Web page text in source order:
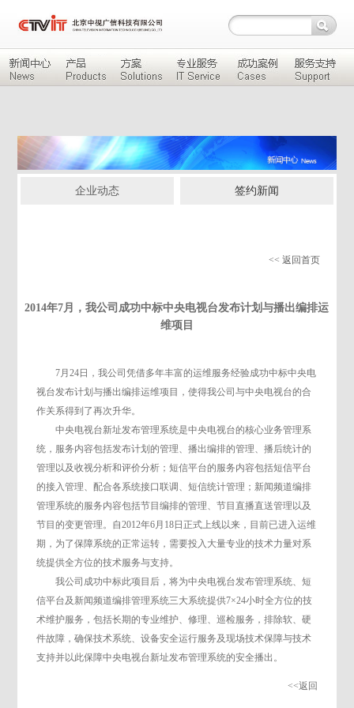
企业动态 签约新闻
<< 返回首页
2014年7月，我公司成功中标中央电视台发布计划与播出编排运
维项目
7月24日，我公司凭借多年丰富的运维服务经验成功中标中央电
视台发布计划与播出编排运维项目，使得我公司与中央电视台的合
作关系得到了再次升华。
中央电视台新址发布管理系统是中央电视台的核心业务管理系
统，服务内容包括发布计划的管理、播出编排的管理、播后统计的
管理以及收视分析和评价分析；短信平台的服务内容包括短信平台
的接入管理、配合各系统接口联调、短信统计管理；新闻频道编排
管理系统的服务内容包括节目编排的管理、节目直播直送管理以及
节目的变更管理。自2012年6月18日正式上线以来，目前已进入运维
期，为了保障系统的正常运转，需要投入大量专业的技术力量对系
统提供全方位的技术服务与支持。
我公司成功中标此项目后，将为中央电视台发布管理系统、短
信平台及新闻频道编排管理系统三大系统提供7×24小时全方位的技
术维护服务，包括长期的专业维护、修理、巡检服务，排除软、硬
件故障，确保技术系统、设备安全运行服务及现场技术保障与技术
支持并以此保障中央电视台新址发布管理系统的安全播出。
<<返回